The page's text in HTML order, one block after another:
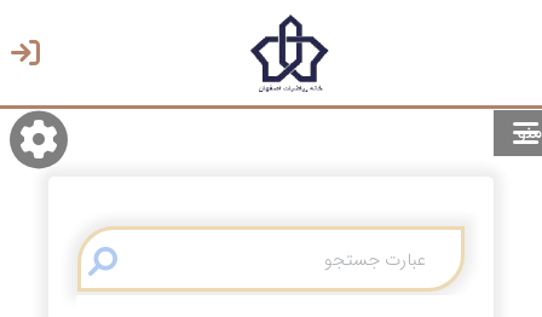
منو
انتخاب زبان